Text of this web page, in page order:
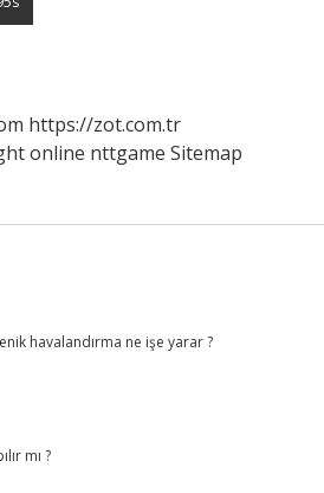
https://zot.com.tr
online nttgame Sitemap
havalandırma ne işe yarar ?
mı ?